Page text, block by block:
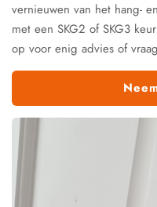
vernieuwen van het hang-
met een SKG2 of SKG3
op voor enig advies of